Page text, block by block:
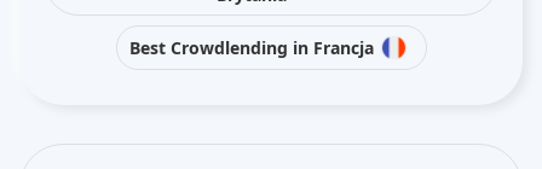
Best Crowdlending in Francja